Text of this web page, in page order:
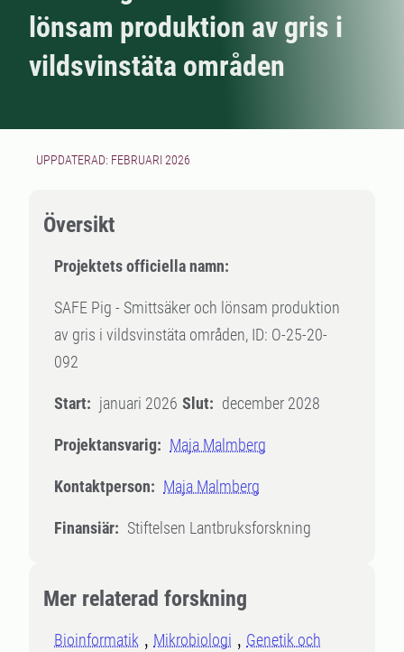
lönsam produktion av gris i
vildsvinstäta områden
UPPDATERAD: FEBRUARI 2026
Översikt
Projektets officiella namn:
SAFE Pig - Smittsäker och lönsam produktion
av gris i vildsvinstäta områden, ID: O-25-20-
092
Start: januari 2026 Slut: december 2028
Projektansvarig: Maja Malmberg
Kontaktperson: Maja Malmberg
Finansiär: Stiftelsen Lantbruksforskning
Mer relaterad forskning
Bioinformatik Mikrobiologi
Genetik och